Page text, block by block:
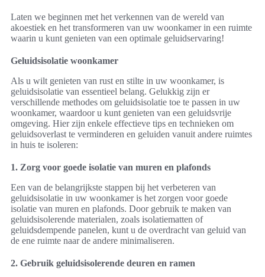
Laten we beginnen met het verkennen van de wereld van
akoestiek en het transformeren van uw woonkamer in een ruimte
waarin u kunt genieten van een optimale geluidservaring!
Geluidsisolatie woonkamer
Als u wilt genieten van rust en stilte in uw woonkamer, is
geluidsisolatie van essentieel belang. Gelukkig zijn er
verschillende methodes om geluidsisolatie toe te passen in uw
woonkamer, waardoor u kunt genieten van een geluidsvrije
omgeving. Hier zijn enkele effectieve tips en technieken om
geluidsoverlast te verminderen en geluiden vanuit andere ruimtes
in huis te isoleren:
1. Zorg voor goede isolatie van muren en plafonds
Een van de belangrijkste stappen bij het verbeteren van
geluidsisolatie in uw woonkamer is het zorgen voor goede
isolatie van muren en plafonds. Door gebruik te maken van
geluidsisolerende materialen, zoals isolatiematten of
geluidsdempende panelen, kunt u de overdracht van geluid van
de ene ruimte naar de andere minimaliseren.
2. Gebruik geluidsisolerende deuren en ramen